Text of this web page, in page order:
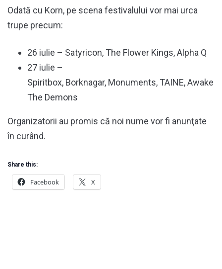
Odată cu Korn, pe scena festivalului vor mai urca
trupe precum:
26 iulie – Satyricon, The Flower Kings, Alpha Q
27 iulie –
Spiritbox, Borknagar, Monuments, TAINE, Awake
The Demons
Organizatorii au promis că noi nume vor fi anunţate
în curând.
Share this:
Facebook X